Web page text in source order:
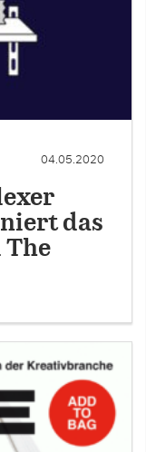
04.05.2020
das
The